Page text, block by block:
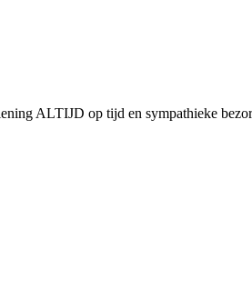
ALTIJD op tijd en sympathieke